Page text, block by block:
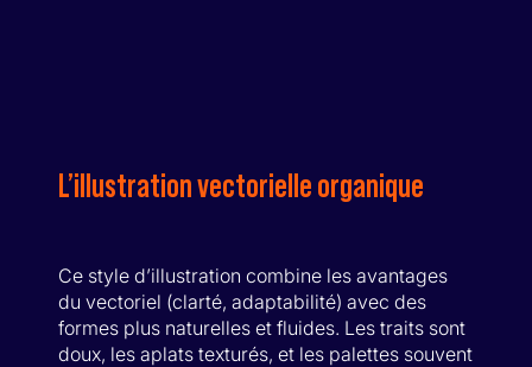
L’illustration vectorielle organique
Ce style d’illustration combine les avantages
du vectoriel (clarté, adaptabilité) avec des
formes plus naturelles et fluides. Les traits sont
doux, les aplats texturés, et les palettes souvent